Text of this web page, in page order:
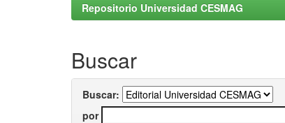
Repositorio Universidad CESMAG
Buscar
Buscar:
por